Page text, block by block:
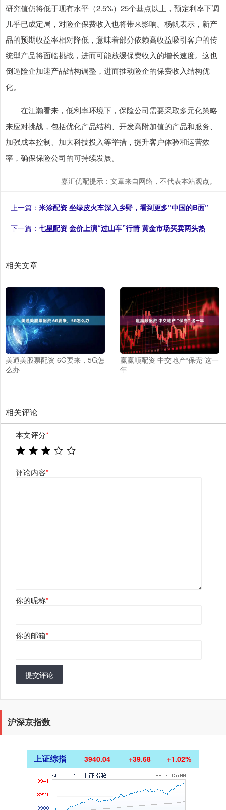
研究值仍将低于现有水平（2.5%）25个基点以上，预定利率下调
几乎已成定局，对险企保费收入也将带来影响。杨帆表示，新产
品的预期收益率相对降低，意味着部分依赖高收益吸引客户的传
统型产品将面临挑战，进而可能放缓保费收入的增长速度。这也
倒逼险企加速产品结构调整，进而推动险企的保费收入结构优
化。
在江瀚看来，低利率环境下，保险公司需要采取多元化策略
来应对挑战，包括优化产品结构、开发高附加值的产品和服务、
加强成本控制、加大科技投入等举措，提升客户体验和运营效
率，确保保险公司的可持续发展。
嘉汇优配提示：文章来自网络，不代表本站观点。
上一篇： 米涂配资 坐绿皮火车深入乡野，看到更多“中国的B面”
下一篇： 七星配资 金价上演“过山车”行情 黄金市场买卖两头热
相关文章
美通美股票配资 6G要来，5G怎
么办
赢赢顺配资 中交地产“保壳”这一
年
相关评论
本文评分*
评论内容*
你的昵称*
你的邮箱*
提交评论
沪深京指数
上证综指 3940.04 +39.68 +1.02%